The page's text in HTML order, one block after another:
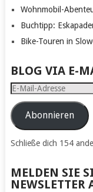
Wohnmobil-
Buchtipp:
Bike-Touren in
BLOG VIA E-
E-
Mail-
AdresseAbonnieren
Schließe dich 154
MELDEN SIE
NEWSLETTER